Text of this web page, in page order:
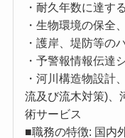
・耐久年数に達す
・生物環境の保全
・護岸、堤防等の
・予警報情報伝達
・河川構造物設計
流及び流木対策)、
術サービス
■職務の特徴: 国内